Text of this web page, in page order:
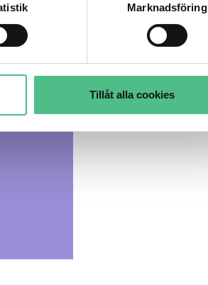
Marknadsföring
Tillåt alla cookies